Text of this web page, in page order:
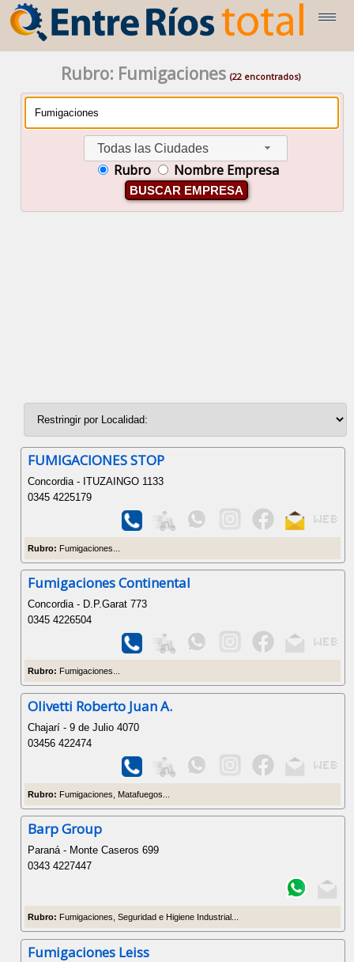
Rubro: Fumigaciones (22 encontrados)
Todas las Ciudades
Rubro Nombre Empresa
BUSCAR EMPRESA
FUMIGACIONES STOP
Concordia - ITUZAINGO 1133
0345 4225179
Rubro: Fumigaciones...
Fumigaciones Continental
Concordia - D.P.Garat 773
0345 4226504
Rubro: Fumigaciones...
Olivetti Roberto Juan A.
Chajarí - 9 de Julio 4070
03456 422474
Rubro: Fumigaciones, Matafuegos...
Barp Group
Paraná - Monte Caseros 699
0343 4227447
Rubro: Fumigaciones, Seguridad e Higiene Industrial...
Fumigaciones Leiss